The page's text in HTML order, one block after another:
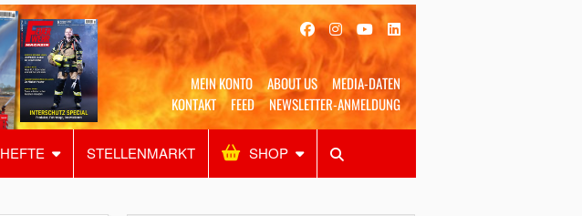
MEIN KONTO ABOUT US
MEDIA-DATEN
KONTAKT
FEED NEWSLETTER-ANMELDUNG
HEFTE STELLENMARKT SHOP
Alles Shop SUCHEN